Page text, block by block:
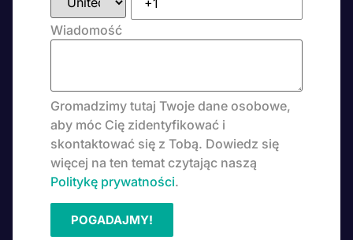
Wiadomość
Gromadzimy tutaj Twoje dane osobowe,
aby móc Cię zidentyfikować i
skontaktować się z Tobą. Dowiedz się
więcej na ten temat czytając naszą
Politykę prywatności.